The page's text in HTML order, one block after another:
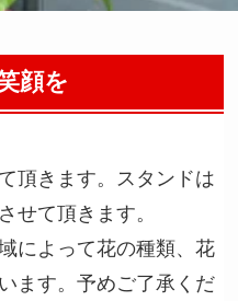
顔を
頂きます。スタンドは
せて頂きます。
によって花の種類、花
ます。予めご了承くだ